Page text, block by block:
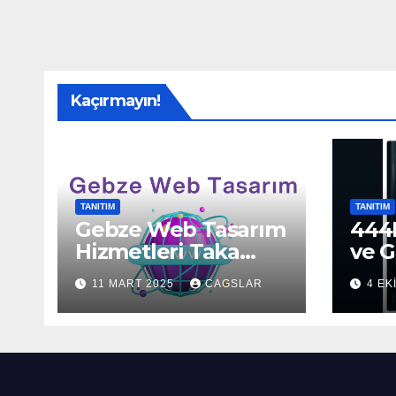
Kaçırmayın!
TANITIM
Gebze Web Tasarım
Hizmetleri Taka
Bilişim’de!
11 MART 2025 CAGSLAR
TANITIM
ve
4